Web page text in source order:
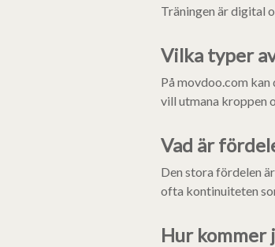
Träningen är digital
Vilka typer
På movdoo.com
vill utmana kroppen
Vad är
Den stora fördelen
ofta kontinuiteten
Hur kommer